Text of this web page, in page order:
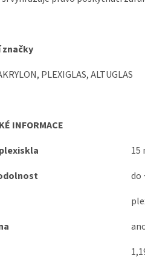
značky
PLEXIGLAS, ALTUGLAS
INFORMACE
15
do